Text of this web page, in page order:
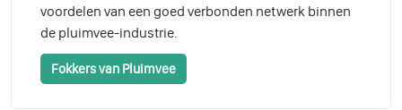
voordelen van een goed verbonden netwerk binnen
de pluimvee-industrie.
Fokkers van Pluimvee